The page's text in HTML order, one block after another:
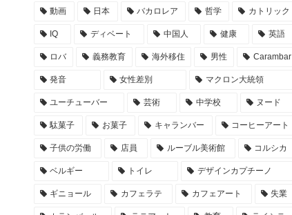
動画 日本 バカロレア 哲学 カトリック
IQ ディベート 中国人 健康 英語
ロバ 義務教育 海外移住 男性 Carambar
発音 女性差別 マクロン大統領
ユーチューバー 芸術 中学校 ヌード
駄菓子 お菓子 キャランバー コーヒーアート
子供の労働 店員 ルーブル美術館 コルシカ
ベルギー トイレ デザインカプチーノ
ギニョール カフェラテ カフェアート 失業